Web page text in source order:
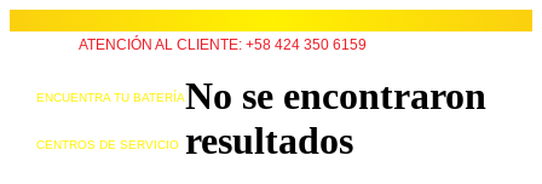
ATENCIÓN AL CLIENTE: +58 424 350 6159
ENCUENTRA TU BATERÍA
CENTROS DE SERVICIO
No se encontraron
resultados